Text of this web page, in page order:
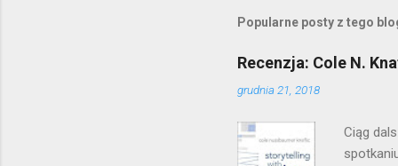
Popularne posty z tego
Recenzja: Cole N.
grudnia 21, 2018
Ciąg